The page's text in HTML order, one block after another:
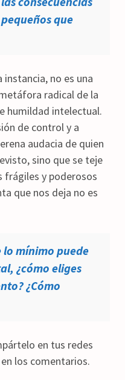
que
no es una
radical de la
humildad intelectual.
de control y a
audacia de quien
sino que se teje
frágiles y poderosos
que nos deja no es
lo mínimo puede
¿cómo eliges
¿Cómo
en tus redes
los comentarios.